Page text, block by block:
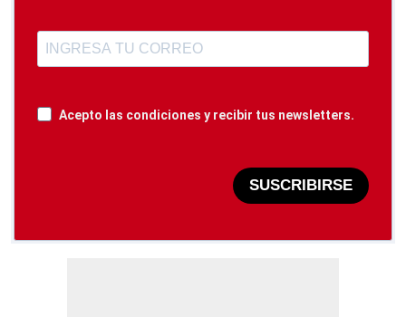
Acepto las condiciones y recibir tus newsletters.
SUSCRIBIRSE